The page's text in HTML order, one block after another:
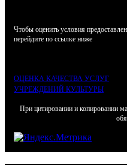
Чтобы оценить условия
перейдите по ссылке ниже
ОЦЕНКА КАЧЕСТВА УСЛУГ
УЧРЕЖДЕНИЙ КУЛЬТУРЫ
При цитировании и копировании